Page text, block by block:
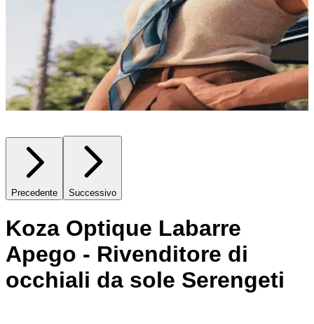
Precedente Successivo
Koza Optique Labarre
Apego - Rivenditore di
occhiali da sole Serengeti